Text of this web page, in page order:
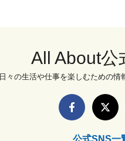
All About公
日々の生活や仕事を楽しむための情
公式SNS一